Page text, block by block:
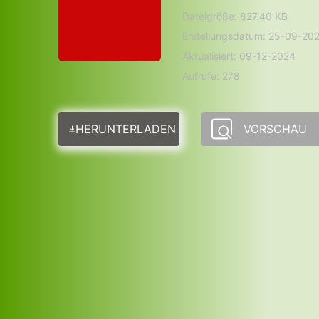
Dateigröße: 827.40 KB
Erstellungsdatum: 25-09-
Aktualisiert: 09-12-2024
Aufrufe: 278
HERUNTERLADEN VORSCHAU